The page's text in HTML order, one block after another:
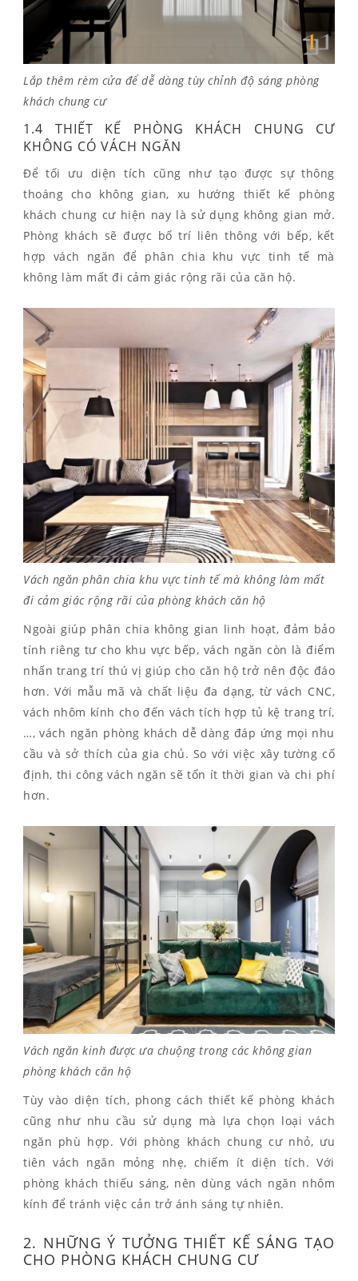
Lắp thêm rèm cửa để dễ dàng tùy chỉnh độ sáng phòng
khách chung cư
1.4 THIẾT KẾ PHÒNG KHÁCH CHUNG CƯ
KHÔNG CÓ VÁCH NGĂN
Để tối ưu diện tích cũng như tạo được sự thông
thoáng cho không gian, xu hướng thiết kế phòng
khách chung cư hiện nay là sử dụng không gian mở.
Phòng khách sẽ được bố trí liên thông với bếp, kết
hợp vách ngăn để phân chia khu vực tinh tế mà
không làm mất đi cảm giác rộng rãi của căn hộ.
Vách ngăn phân chia khu vực tinh tế mà không làm mất
đi cảm giác rộng rãi của phòng khách căn hộ
Ngoài giúp phân chia không gian linh hoạt, đảm bảo
tính riêng tư cho khu vực bếp, vách ngăn còn là điểm
nhấn trang trí thú vị giúp cho căn hộ trở nên độc đáo
hơn. Với mẫu mã và chất liệu đa dạng, từ vách CNC,
vách nhôm kính cho đến vách tích hợp tủ kệ trang trí,
…, vách ngăn phòng khách dễ dàng đáp ứng mọi nhu
cầu và sở thích của gia chủ. So với việc xây tường cố
định, thi công vách ngăn sẽ tốn ít thời gian và chi phí
hơn.
Vách ngăn kinh được ưa chuộng trong các không gian
phòng khách căn hộ
Tùy vào diện tích, phong cách thiết kế phòng khách
cũng như nhu cầu sử dụng mà lựa chọn loại vách
ngăn phù hợp. Với phòng khách chung cư nhỏ, ưu
tiên vách ngăn mỏng nhẹ, chiếm ít diện tích. Với
phòng khách thiếu sáng, nên dùng vách ngăn nhôm
kính để tránh việc cản trở ánh sáng tự nhiên.
2. NHỮNG Ý TƯỞNG THIẾT KẾ SÁNG TẠO
CHO PHÒNG KHÁCH CHUNG CƯ